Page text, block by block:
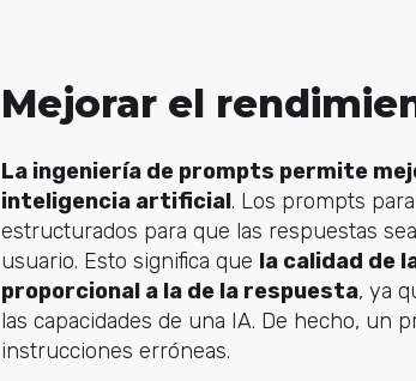
Mejorar el
La ingeniería de prompts permite
inteligencia artificial. Los prompts
estructurados para que las respuestas
usuario. Esto significa que la calidad de
proporcional a la de la respuesta, ya
las capacidades de una IA. De hecho, un
instrucciones erróneas.